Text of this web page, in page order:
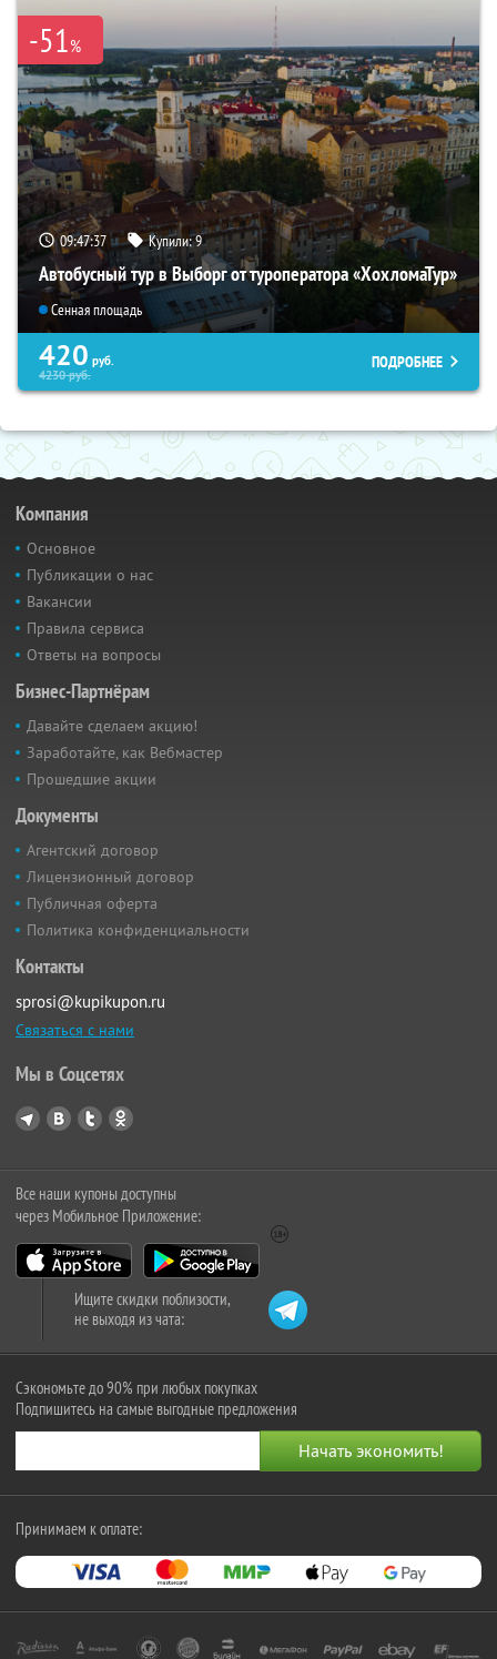
-51%
09:47:36 Купили:9
Автобусный тур в Выборг от туроператора «ХохломаТур»
Сенная площадь
420 руб.
4230руб.
ПОДРОБНЕЕ
Компания
Основное
Публикации о нас
Вакансии
Правила сервиса
Ответы на вопросы
Бизнес-Партнёрам
Давайте сделаем акцию!
Заработайте, как Вебмастер
Прошедшие акции
Документы
Агентский договор
Лицензионный договор
Публичная оферта
Политика конфиденциальности
Контакты
sprosi@kupikupon.ru
Связаться с нами
Мы в Соцсетях
Все наши купоны доступны
через Мобильное Приложение:
Ищите скидки поблизости,
не выходя из чата:
Сэкономьте до 90% при любых покупках
Подпишитесь на самые выгодные предложения
Принимаем к оплате: